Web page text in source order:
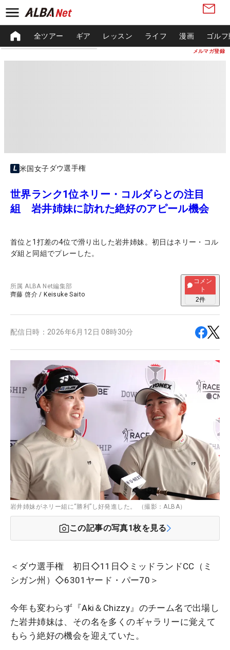
メルマガ登録
全ツアー ギア レッスン ライフ 漫画 ゴル
米国女子ダウ選手権
世界ランク1位ネリー・コルダらとの注目
組 岩井姉妹に訪れた絶好のアピール機会
首位と1打差の4位で滑り出した岩井姉妹。初日はネリー・コル
ダ組と同組でプレーした。
所属ALBA Net編集部
齊藤 啓介 / Keisuke Saito
コメン
ト
2件
配信日時： 2026年6月12日 08時30分
岩井姉妹がネリー組に“勝利”し好発進した。 （撮影：ALBA）
この記事の写真1枚を見る
＜ダウ選手権 初日◇11日◇ミッドランドCC（ミ
シガン州）◇6301ヤード・パー70＞
今年も変わらず『Aki＆Chizzy』のチーム名で出場し
た岩井姉妹は、その名を多くのギャラリーに覚えて
もらう絶好の機会を迎えていた。